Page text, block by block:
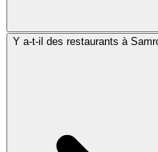
Y a-t-il des restaurants à